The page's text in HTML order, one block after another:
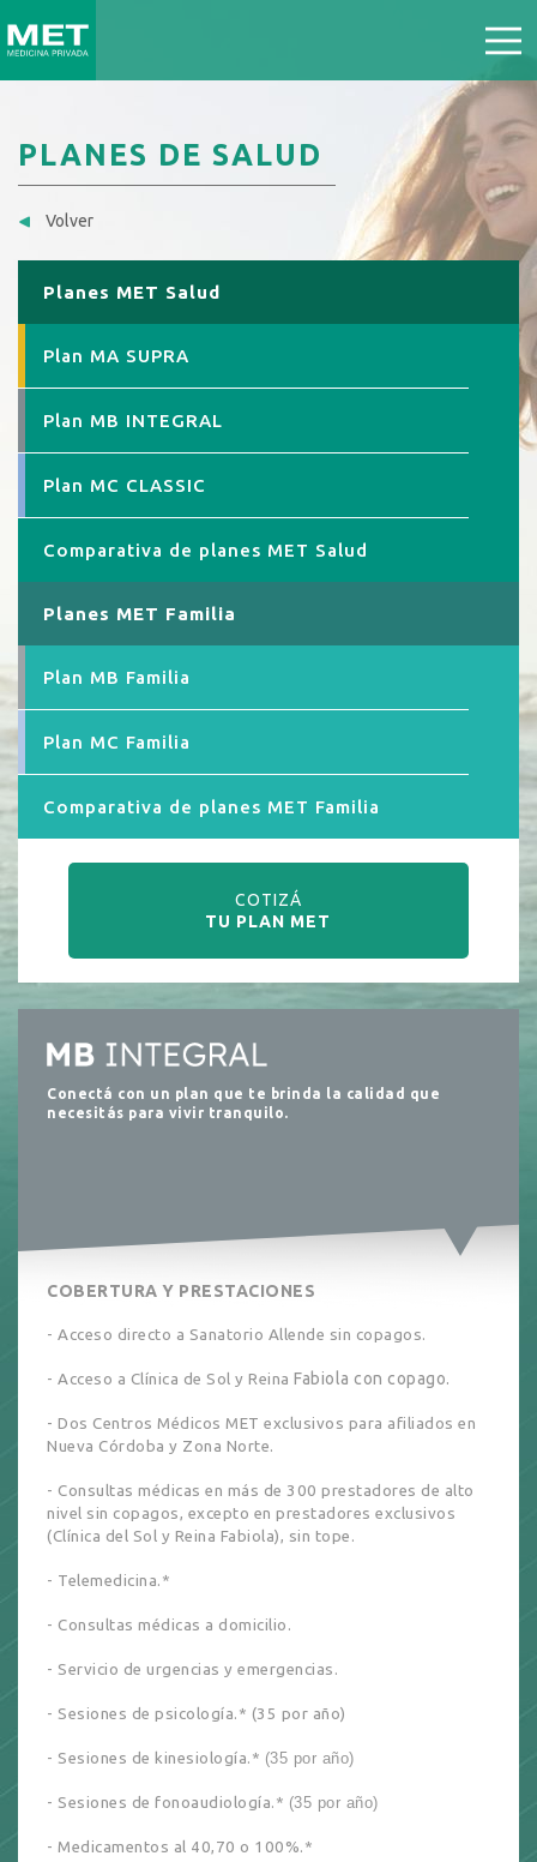
PLANES DE SALUD
Volver
Planes MET Salud
Plan MA SUPRA
Plan MB INTEGRAL
Plan MC CLASSIC
Comparativa de planes MET Salud
Planes MET Familia
Plan MB Familia
Plan MC Familia
Comparativa de planes MET Familia
COTIZÁ
TU PLAN MET
Conectá con un plan que te brinda la calidad que
necesitás para vivir tranquilo.
COBERTURA Y PRESTACIONES
- Acceso directo a Sanatorio Allende sin copagos.
- Acceso a Clínica de Sol y Reina Fabiola con copago.
- Dos Centros Médicos MET exclusivos para afiliados en
Nueva Córdoba y Zona Norte.
- Consultas médicas en más de 300 prestadores de alto
nivel sin copagos, excepto en prestadores exclusivos
(Clínica del Sol y Reina Fabiola), sin tope.
- Telemedicina.*
- Consultas médicas a domicilio.
- Servicio de urgencias y emergencias.
- Sesiones de psicología.* (35 por año)
- Sesiones de kinesiología.* (35 por año)
- Sesiones de fonoaudiología.* (35 por año)
- Medicamentos al 40,70 o 100%.*